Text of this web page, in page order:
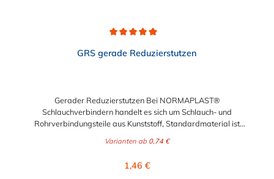
GRS gerade Reduzierstutzen
Gerader Reduzierstutzen Bei NORMAPLAST®
Schlauchverbindern handelt es sich um Schlauch- und
Rohrverbindungsteile aus Kunststoff, Standardmaterial ist
Leitungen sicher, zuverlässig und preiswert miteinander
Transportleitungen von Wasser, Luft, Öl oder Kraftstoff.
Varianten ab 0,74 €
Regulärer Preis:
1,46 €